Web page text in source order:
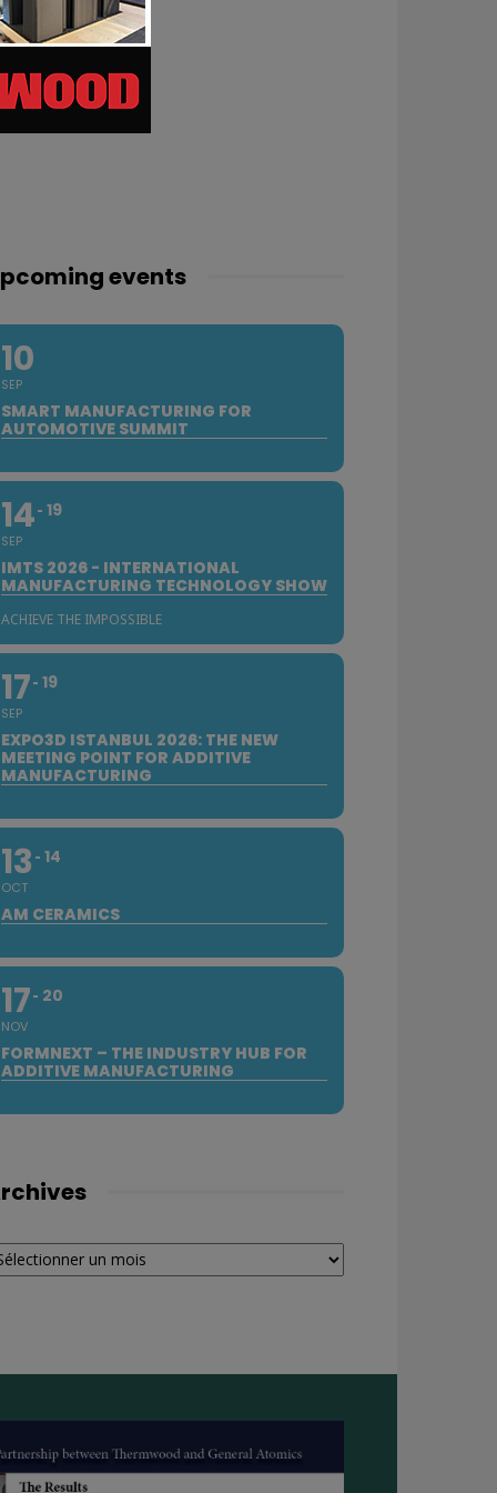
events
10
SEP
SMART MANUFACTURING FOR
AUTOMOTIVE SUMMIT
14
SEP
19
IMTS 2026 - INTERNATIONAL
MANUFACTURING TECHNOLOGY SHOW
ACHIEVE THE IMPOSSIBLE
17
SEP
19
EXPO3D ISTANBUL 2026: THE NEW
MEETING POINT FOR ADDITIVE
MANUFACTURING
13
OCT
14
AM CERAMICS
17
NOV
20
FORMNEXT – THE INDUSTRY HUB FOR
ADDITIVE MANUFACTURING